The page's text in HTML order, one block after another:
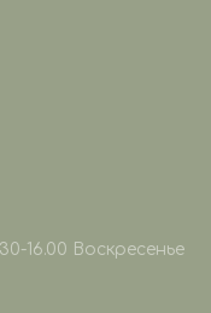
16.00 Воскресенье